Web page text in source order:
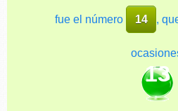
fue el número 14 ,
13